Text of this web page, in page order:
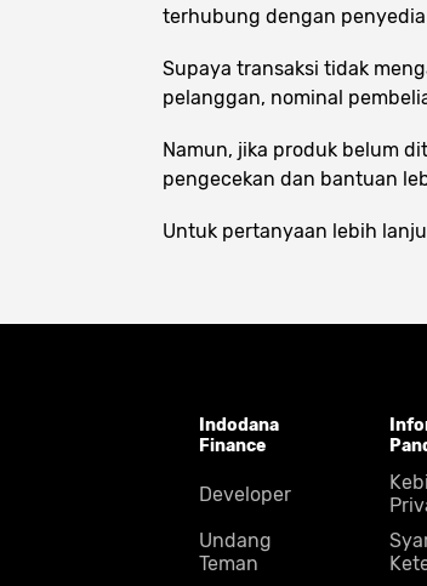
terhubung dengan
Supaya transaksi tidak
pelanggan, nominal
Namun, jika produk belum
pengecekan dan bantuan
Untuk pertanyaan lebih
Indodana
Finance
Developer
Undang
Teman